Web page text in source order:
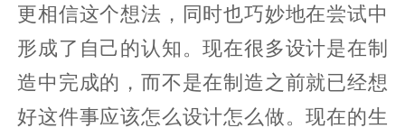
更相信这个想法，同时也巧妙地在尝试中
形成了自己的认知。现在很多设计是在制
造中完成的，而不是在制造之前就已经想
好这件事应该怎么设计怎么做。现在的生